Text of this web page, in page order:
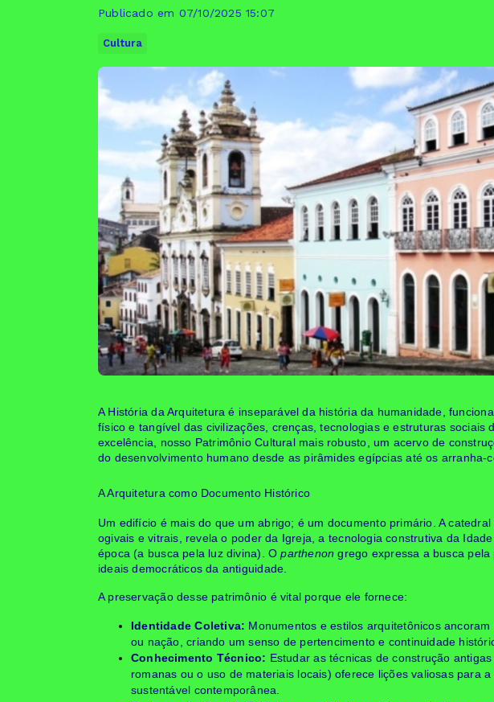
Publicado em 07/10/2025 15:07
Cultura
A História da Arquitetura é inseparável da história da humanidade,
físico e tangível das civilizações, crenças, tecnologias e estruturas sociais
excelência, nosso Patrimônio Cultural mais robusto, um acervo de
do desenvolvimento humano desde as pirâmides egípcias até os arranha-
A Arquitetura como Documento Histórico
Um edifício é mais do que um abrigo; é um documento primário. A
ogivais e vitrais, revela o poder da Igreja, a tecnologia construtiva da
época (a busca pela luz divina). Oparthenon grego expressa a busca
ideais democráticos da antiguidade.
A preservação desse patrimônio é vital porque ele fornece:
Identidade Coletiva: Monumentos e estilos arquitetônicos
ou nação, criando um senso de pertencimento e continuidade
Conhecimento Técnico: Estudar as técnicas de construção
romanas ou o uso de materiais locais) oferece lições valiosas para
sustentável contemporânea.